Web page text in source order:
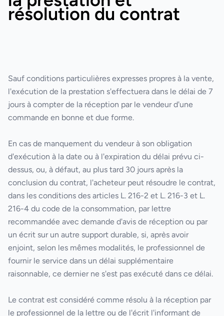
résolution du contrat
Sauf conditions particulières expresses propres à la vente,
l'exécution de la prestation s'effectuera dans le délai de 7
jours à compter de la réception par le vendeur d'une
commande en bonne et due forme.
En cas de manquement du vendeur à son obligation
d'exécution à la date ou à l'expiration du délai prévu ci-
dessus, ou, à défaut, au plus tard 30 jours après la
conclusion du contrat, l'acheteur peut résoudre le contrat,
dans les conditions des articles L. 216-2 et L. 216-3 et L.
216-4 du code de la consommation, par lettre
recommandée avec demande d'avis de réception ou par
un écrit sur un autre support durable, si, après avoir
enjoint, selon les mêmes modalités, le professionnel de
fournir le service dans un délai supplémentaire
raisonnable, ce dernier ne s'est pas exécuté dans ce délai.
Le contrat est considéré comme résolu à la réception par
le professionnel de la lettre ou de l'écrit l'informant de